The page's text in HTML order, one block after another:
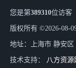
您是第389310位访客
版权所有 ©2026-08-
地址：上海市 静安区
技术支持： 八方资源